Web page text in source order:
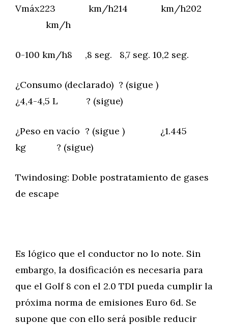
Vmáx223 km/h214 km/h202
km/h
0-100 km/h8 ,8 seg. 8,7 seg. 10,2 seg.
¿Consumo (declarado) ? (sigue )
¿4,4-4,5 L ? (sigue)
¿Peso en vacío ? (sigue ) ¿1.445
kg ? (sigue)
Twindosing: Doble postratamiento de gases
de escape
Es lógico que el conductor no lo note. Sin
embargo, la dosificación es necesaria para
que el Golf 8 con el 2.0 TDI pueda cumplir la
próxima norma de emisiones Euro 6d. Se
supone que con ello será posible reducir